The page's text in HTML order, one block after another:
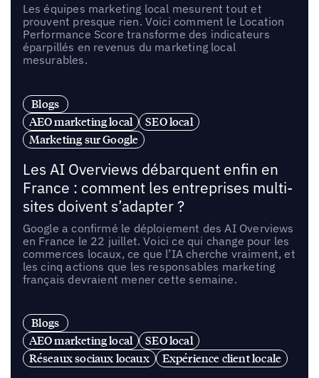
Les équipes marketing local mesurent tout et
prouvent presque rien. Voici comment le Location
Performance Score transforme des indicateurs
éparpillés en revenus du marketing local
mesurables.
Blogs
AEO marketing local
SEO local
Marketing sur Google
Les AI Overviews débarquent enfin en
France : comment les entreprises multi-
sites doivent s’adapter ?
Google a confirmé le déploiement des AI Overviews
en France le 22 juillet. Voici ce qui change pour les
commerces locaux, ce que l’IA cherche vraiment, et
les cinq actions que les responsables marketing
français devraient mener cette semaine.
Blogs
AEO marketing local
SEO local
Réseaux sociaux locaux
Expérience client locale